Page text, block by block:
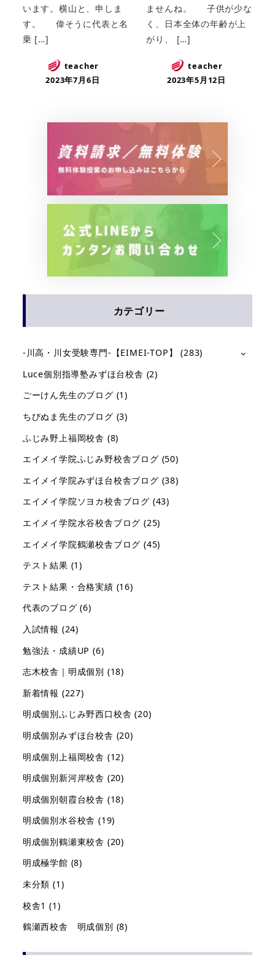
います。横山と、申しま
す。 偉そうに代表と名
乗 […]
teacher
2023年7月6日
ませんね。 子供が少な
く、日本全体の年齢が上
がり、 […]
teacher
2023年5月12日
カテゴリー
-川高・川女受験専門-【EIMEI-TOP】
(283)
Luce個別指導塾みずほ台校舎 (2)
ごーけん先生のブログ (1)
ちびぬま先生のブログ (3)
ふじみ野上福岡校舎 (8)
エイメイ学院ふじみ野校舎ブログ (50)
エイメイ学院みずほ台校舎ブログ (38)
エイメイ学院ソヨカ校舎ブログ (43)
エイメイ学院水谷校舎ブログ (25)
エイメイ学院鶴瀬校舎ブログ (45)
テスト結果 (1)
テスト結果・合格実績 (16)
代表のブログ (6)
入試情報 (24)
勉強法・成績UP (6)
志木校舎｜明成個別 (18)
新着情報 (227)
明成個別ふじみ野西口校舎 (20)
明成個別みずほ台校舎 (20)
明成個別上福岡校舎 (12)
明成個別新河岸校舎 (20)
明成個別朝霞台校舎 (18)
明成個別水谷校舎 (19)
明成個別鶴瀬東校舎 (20)
明成極学館 (8)
未分類 (1)
校舎1 (1)
鶴瀬西校舎 明成個別 (8)